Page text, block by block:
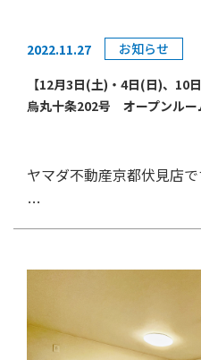
2022.11.27
お知らせ
【12月3日(土)・4日(日)、10
烏丸十条202号 オープンルー
ヤマダ不動産京都伏見店で
を開催させていただきま
大変好評いただけたとい
日(土)・4日(日)、10日(土)
前回開催の告知は